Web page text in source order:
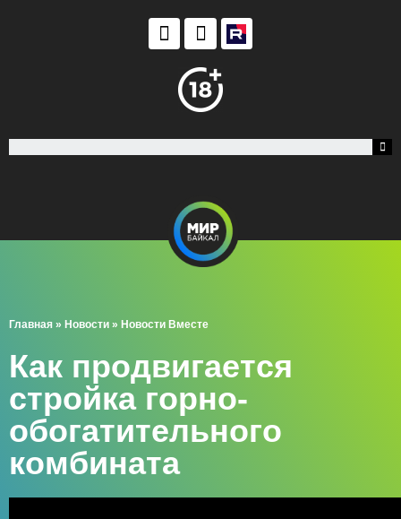
Главная » Новости » Новости Вместе
Как продвигается
стройка горно-
обогатительного
комбината